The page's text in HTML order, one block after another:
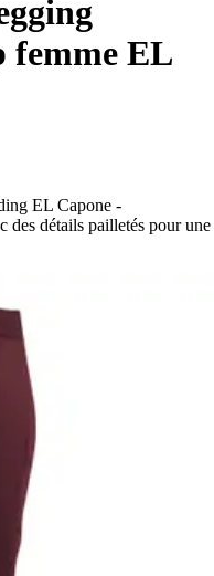
EL
EL Capone -
des détails pailletés pour une